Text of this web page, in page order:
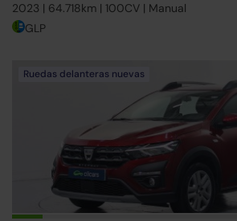
2023 | 64.718km | 100CV | Manual
GLP
Ruedas delanteras nuevas